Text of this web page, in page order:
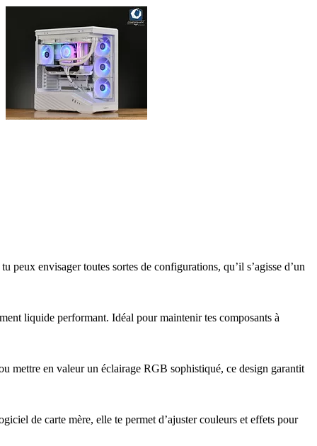
envisager toutes sortes de configurations, qu’il s’agisse d’un
liquide performant. Idéal pour maintenir tes composants à
mettre en valeur un éclairage RGB sophistiqué, ce design garantit
de carte mère, elle te permet d’ajuster couleurs et effets pour